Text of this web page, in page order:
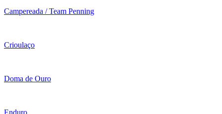
Campereada / Team Penning
Crioulaço
Doma de Ouro
Enduro